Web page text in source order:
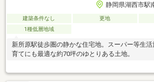
静岡県湖西市駅
建築条件なし 更地
1種低層地域
新所原駅徒歩圏の静かな住宅地。スーパー等生
育てにも最適な約70坪のゆとりある土地。